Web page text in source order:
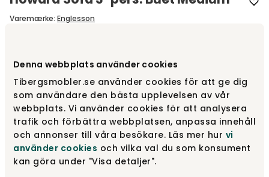
Denna webbplats använder cookies
Tibergsmobler.se använder cookies för att ge dig
som användare den bästa upplevelsen av vår
webbplats. Vi använder cookies för att analysera
trafik och förbättra webbplatsen, anpassa innehåll
och annonser till våra besökare. Läs mer hur vi
använder cookies och vilka val du som konsument
kan göra under "Visa detaljer".
Varemærke: Englesson
3-pers. buet Fra22 450 kr
2-pers. 16 450 kr